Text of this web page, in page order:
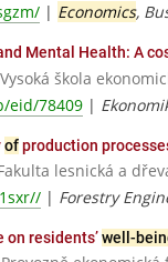
| Economics,
Mental Health: A
škola
eid/78409 |
ofproduction
lesnická a
| Forestry
on residents’well-